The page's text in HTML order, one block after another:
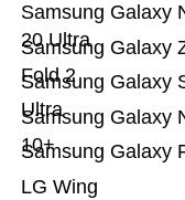
LG Wing
Samsung Galaxy
Samsung Galaxy
10+
Samsung Galaxy
Ultra
Samsung Galaxy
Fold 2
Samsung Galaxy
20 Ultra